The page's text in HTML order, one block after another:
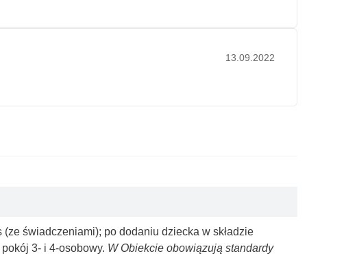
13.09.2022
świadczeniami); po dodaniu dziecka w składzie
3- i 4-osobowy. W Obiekcie obowiązują standardy